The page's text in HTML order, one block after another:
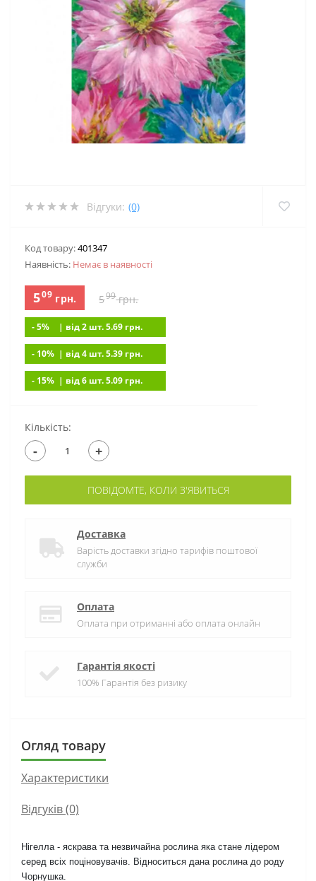
Відгуки: (0)
Код товару:401347
Наявність: Немає в наявностi
509грн. 599грн.
- 5% | вiд 2 шт. 5.69 грн.
- 10% | вiд 4 шт. 5.39 грн.
- 15% | вiд 6 шт. 5.09 грн.
Кількість:
- +
ПОВІДОМТЕ, КОЛИ З'ЯВИТЬСЯ
Доставка
Варість доставки згідно тарифів поштової
служби
Оплата
Оплата при отриманні або оплата онлайн
Гарантія якості
100% Гарантія без ризику
Огляд товару
Характеристики
Відгуків (0)
Нігелла - яскрава та незвичайна рослина яка стане лідером
серед всіх поціновувачів. Відноситься дана рослина до роду
Чорнушка.